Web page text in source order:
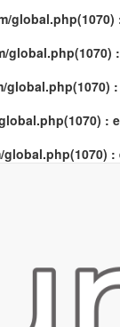
global.php(1070)
global.php(1070)
: